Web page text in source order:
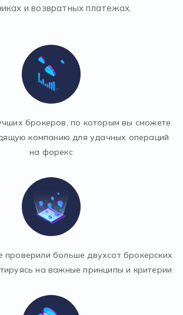
и возвратных платежах.
брокеров, по которым вы сможете
компанию для удачных операций
на форекс
проверили больше двухсот брокерских
на важные принципы и критерии